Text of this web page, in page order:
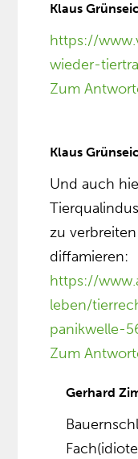
Klaus
https://
wieder-
Zum
Klaus
Und auch
zu
diffamieren:
https://
leben/
panikwelle-
Zum
Gerhard